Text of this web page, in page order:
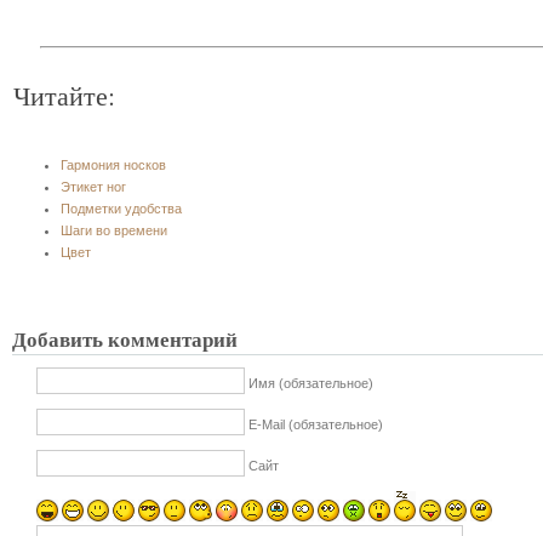
Читайте:
Гармония носков
Этикет ног
Подметки удобства
Шаги во времени
Цвет
Добавить комментарий
Имя (обязательное)
E-Mail (обязательное)
Сайт